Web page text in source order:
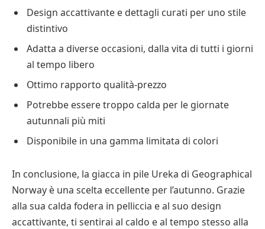
Design accattivante e dettagli curati per uno stile
distintivo
Adatta a diverse occasioni, dalla vita di tutti i giorni
al tempo libero
Ottimo rapporto qualità-prezzo
Potrebbe essere troppo calda per le giornate
autunnali più miti
Disponibile in una gamma limitata di colori
In conclusione, la giacca in pile Ureka di Geographical
Norway è una scelta eccellente per l’autunno. Grazie
alla sua calda fodera in pelliccia e al suo design
accattivante, ti sentirai al caldo e al tempo stesso alla